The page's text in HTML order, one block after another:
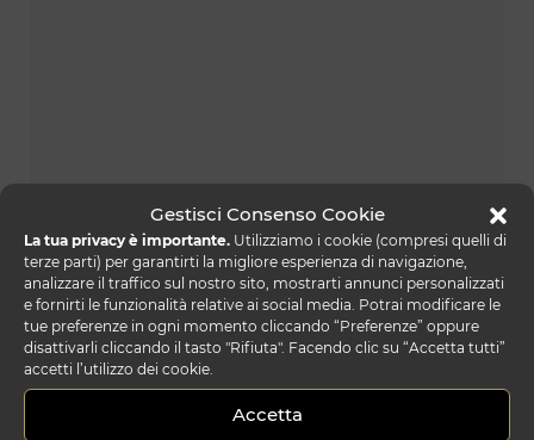
Gestisci Consenso Cookie
La tua privacy è importante. Utilizziamo i cookie (compresi quelli di
terze parti) per garantirti la migliore esperienza di navigazione,
analizzare il traffico sul nostro sito, mostrarti annunci personalizzati
e fornirti le funzionalità relative ai social media. Potrai modificare le
tue preferenze in ogni momento cliccando “Preferenze” oppure
disattivarli cliccando il tasto "Rifiuta". Facendo clic su “Accetta tutti”
accetti l’utilizzo dei cookie.
Accetta
essential lettura